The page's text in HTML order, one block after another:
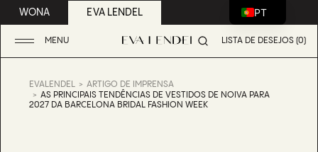
WONA EVA LENDEL
MENU LISTA DE DESEJOS (0)
EVALENDEL
ARTIGO DE IMPRENSA
AS PRINCIPAIS TENDÊNCIAS DE VESTIDOS DE NOIVA PARA
2027 DA BARCELONA BRIDAL FASHION WEEK
PT